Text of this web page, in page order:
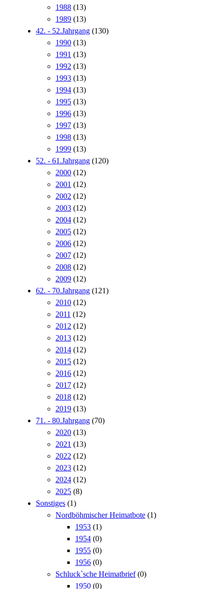
1988 (13)
1989 (13)
42. - 52.Jahrgang (130)
1990 (13)
1991 (13)
1992 (13)
1993 (13)
1994 (13)
1995 (13)
1996 (13)
1997 (13)
1998 (13)
1999 (13)
52. - 61.Jahrgang (120)
2000 (12)
2001 (12)
2002 (12)
2003 (12)
2004 (12)
2005 (12)
2006 (12)
2007 (12)
2008 (12)
2009 (12)
62. - 70.Jahrgang (121)
2010 (12)
2011 (12)
2012 (12)
2013 (12)
2014 (12)
2015 (12)
2016 (12)
2017 (12)
2018 (12)
2019 (13)
71. - 80.Jahrgang (70)
2020 (13)
2021 (13)
2022 (12)
2023 (12)
2024 (12)
2025 (8)
Sonstiges (1)
Nordböhmischer Heimatbote (1)
1953 (1)
1954 (0)
1955 (0)
1956 (0)
Schluck`sche Heimatbrief (0)
1950 (0)